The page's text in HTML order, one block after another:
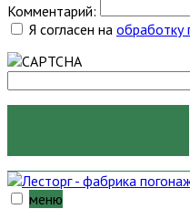
Комментарий:
Я согласен на обработку
меню